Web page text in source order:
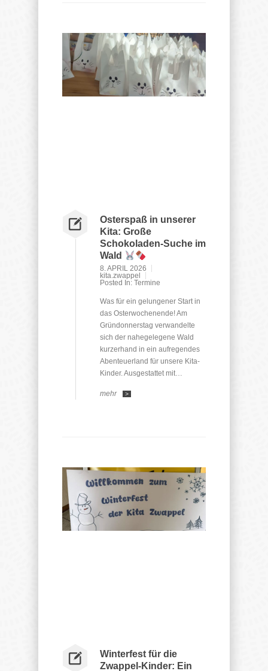
Osterspaß in unserer
Kita: Große
Schokoladen-Suche im
Wald
8. APRIL 2026
kita.zwappel
Posted In: Termine
Was für ein gelungener Start in
das Osterwochenende! Am
Gründonnerstag verwandelte
sich der nahegelegene Wald
kurzerhand in ein aufregendes
Abenteuerland für unsere Kita-
Kinder. Ausgestattet mit…
mehr >
Winterfest für die
Zwappel-Kinder: Ein